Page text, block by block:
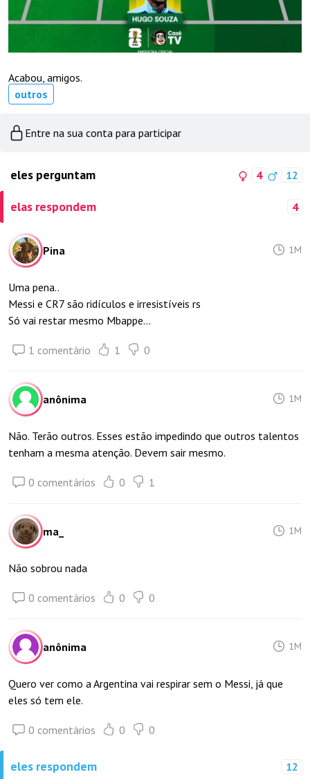
Acabou, amigos.
outros
Entre na sua conta para participar
eles perguntam 4 12
elas respondem 4
Pina 1M
Uma pena..
Messi e CR7 são ridículos e irresistíveis rs
Só vai restar mesmo Mbappe...
1 comentário 1 0
anônima 1M
Não. Terão outros. Esses estão impedindo que outros talentos
tenham a mesma atenção. Devem sair mesmo.
0 comentários 0 1
ma_ 1M
Não sobrou nada
0 comentários 0 0
anônima 1M
Quero ver como a Argentina vai respirar sem o Messi, já que
eles só tem ele.
0 comentários 0 0
eles respondem 12